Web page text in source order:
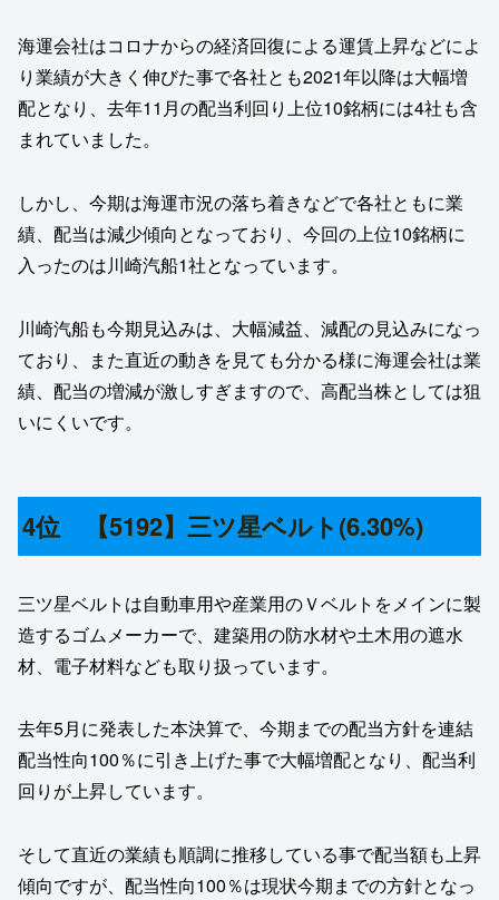
海運会社はコロナからの経済回復による運賃上昇などによ
り業績が大きく伸びた事で各社とも2021年以降は大幅増
配となり、去年11月の配当利回り上位10銘柄には4社も含
まれていました。
しかし、今期は海運市況の落ち着きなどで各社ともに業
績、配当は減少傾向となっており、今回の上位10銘柄に
入ったのは川崎汽船1社となっています。
川崎汽船も今期見込みは、大幅減益、減配の見込みになっ
ており、また直近の動きを見ても分かる様に海運会社は業
績、配当の増減が激しすぎますので、高配当株としては狙
いにくいです。
4位 【5192】三ツ星ベルト(6.30%)
三ツ星ベルトは自動車用や産業用のＶベルトをメインに製
造するゴムメーカーで、建築用の防水材や土木用の遮水
材、電子材料なども取り扱っています。
去年5月に発表した本決算で、今期までの配当方針を連結
配当性向100％に引き上げた事で大幅増配となり、配当利
回りが上昇しています。
そして直近の業績も順調に推移している事で配当額も上昇
傾向ですが、配当性向100％は現状今期までの方針となっ